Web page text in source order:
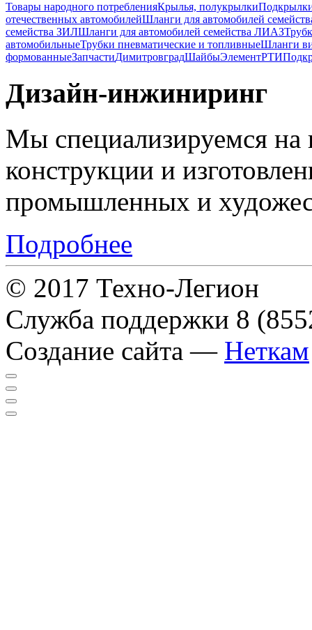
Товары народного потребленияКрылья, полукрылки
отечественных автомобилейШланги для автомобилей
семейства ЗИЛШланги для автомобилей семейства ЛИАЗ
автомобильныеТрубки пневматические и топливныеШланги
формованныеЗапчастиДимитровградШайбыЭлементРТИ
Дизайн-инжиниринг
Мы специализируемся на
конструкции и
промышленных и
Подробнее
© 2017 Техно-Легион
Служба поддержки 8
Создание сайта — Неткам